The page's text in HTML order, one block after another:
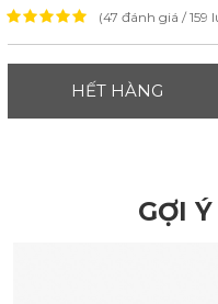
(47 đánh giá / 159
HẾT HÀNG
GỢI